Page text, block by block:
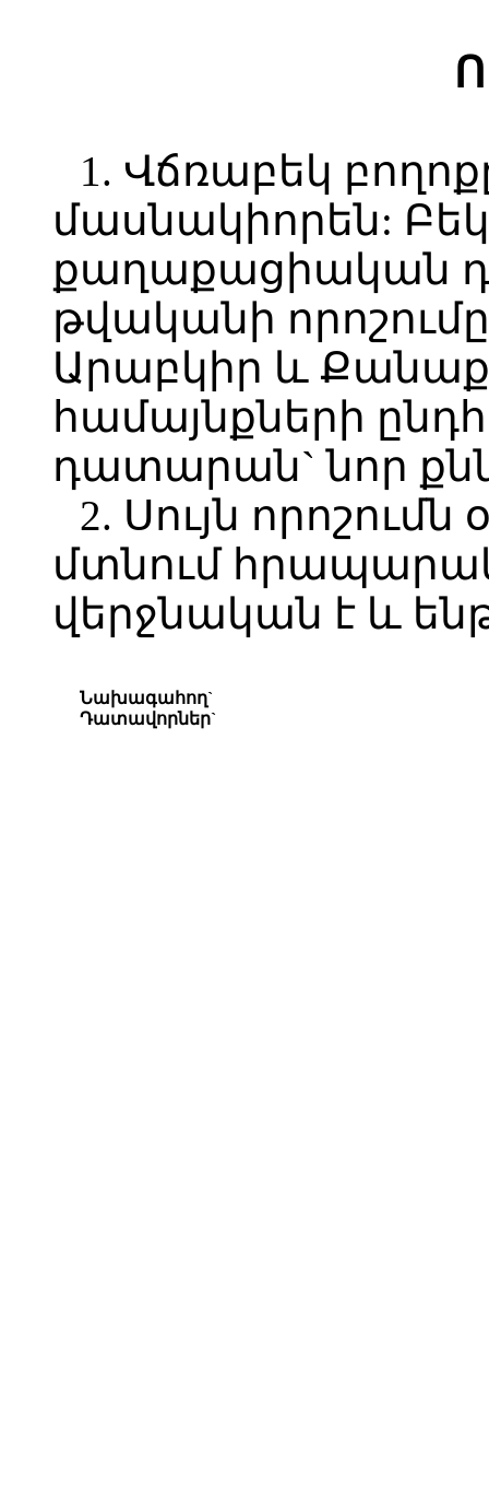
1. Վճռաբեկ
մասնակիորեն:
քաղաքացիական
թվականի
Արաբկիր և
համայնքների
դատարան` նոր
2. Սույն
մտնում
վերջնական է և
Նախագահող`
Դատավորներ`